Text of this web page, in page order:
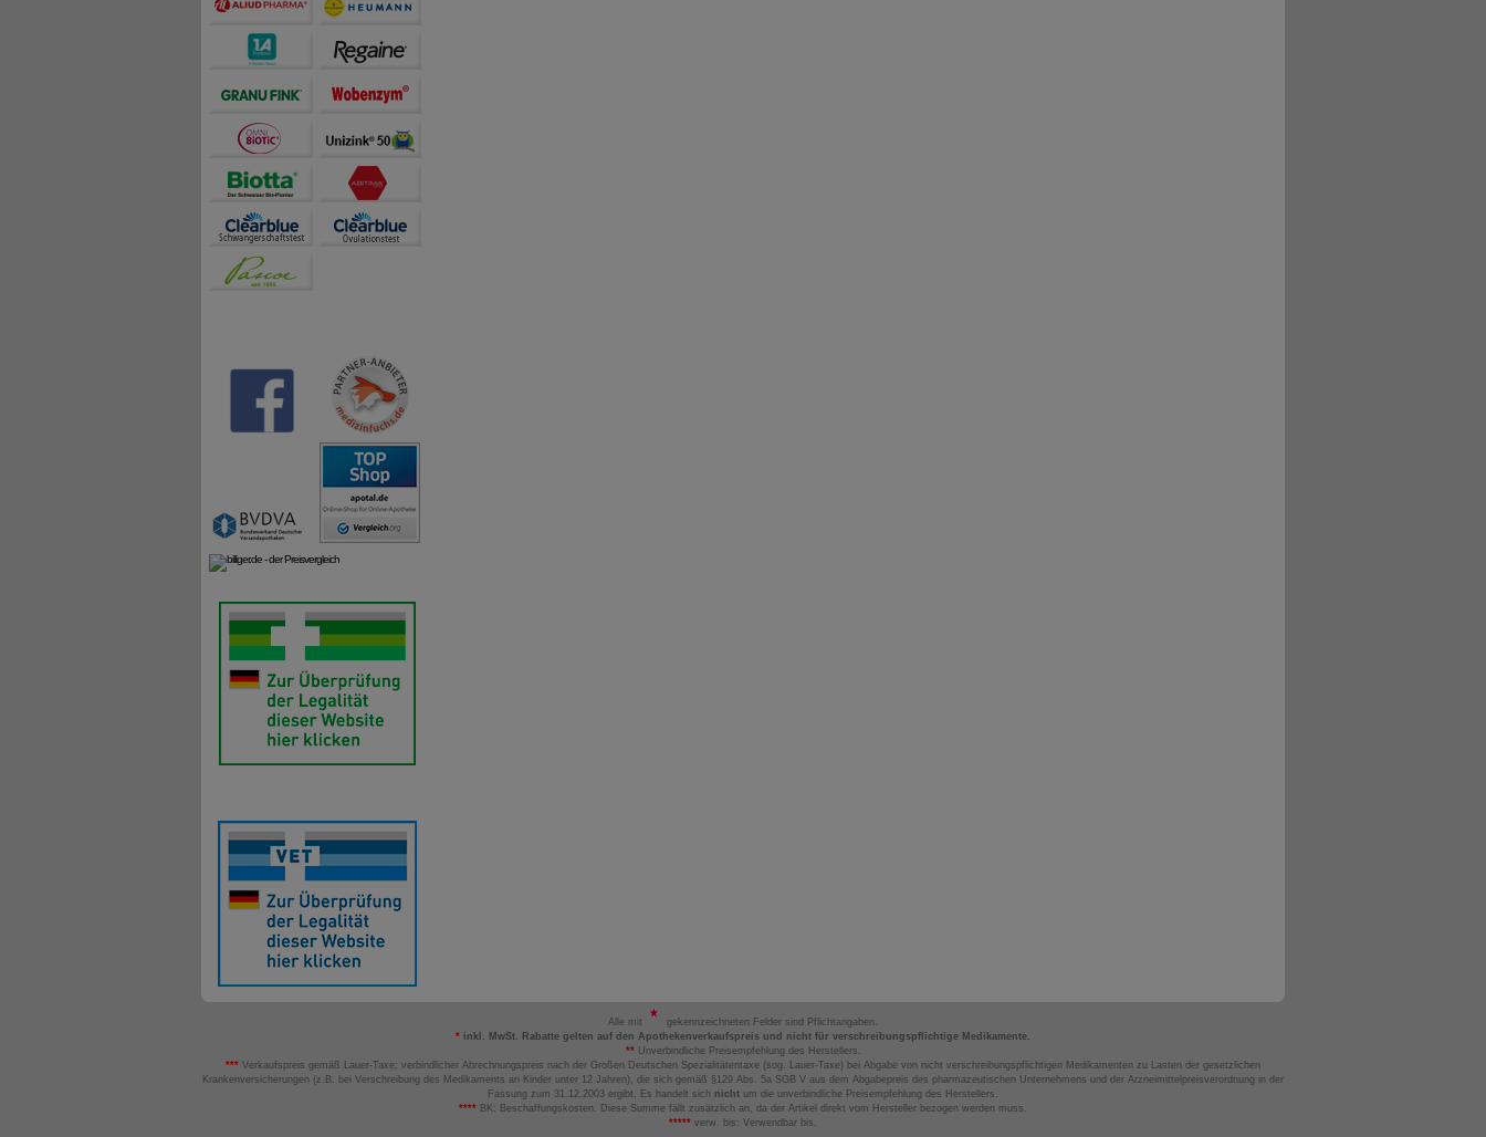
Alle mit
gekennzeichneten Felder sind Pflichtangaben.
* inkl. MwSt. Rabatte gelten auf den Apothekenverkaufspreis und nicht für verschreibungspflichtige Medikamente.
**Unverbindliche Preisempfehlung des Herstellers.
*** Verkaufspreis gemäß Lauer-Taxe; verbindlicher Abrechnungspreis nach der Großen Deutschen Spezialitätentaxe (sog. Lauer-Taxe) bei Abgabe von nicht verschreibungspflichtigen Medikamenten zu Lasten der gesetzlichen
Krankenversicherungen (z.B. bei Verschreibung des Medikaments an Kinder unter 12 Jahren), die sich gemäß §129 Abs. 5a SGB V aus dem Abgabepreis des pharmazeutischen Unternehmens und der Arzneimittelpreisverordnung in der
Fassung zum 31.12.2003 ergibt. Es handelt sich nicht um die unverbindliche Preisempfehlung des Herstellers.
**** BK: Beschaffungskosten. Diese Summe fällt zusätzlich an, da der Artikel direkt vom Hersteller bezogen werden muss.
***** verw. bis: Verwendbar bis.